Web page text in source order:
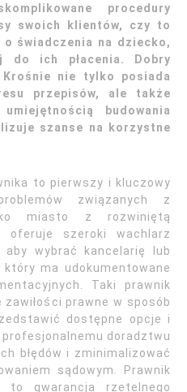
procedury
swoich klientów, czy to
świadczenia na dziecko,
do ich płacenia. Dobry
nie tylko posiada
przepisów, ale także
budowania
szanse na korzystne
to pierwszy i kluczowy
związanych z
miasto z rozwiniętą
oferuje szeroki wachlarz
wybrać kancelarię lub
ma udokumentowane
Taki prawnik
prawne w sposób
dostępne opcje i
doradztwu
błędów i zminimalizować
sądowym. Prawnik
to gwarancja rzetelnego